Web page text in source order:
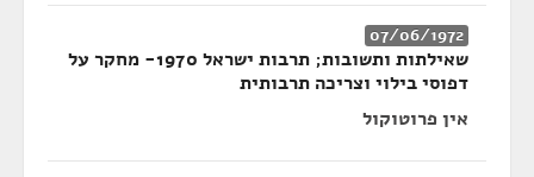
07/06/1972
שאילתות ותשובות; תרבות ישראל 1970- מחקר על
דפוסי בילוי וצריכה תרבותית
אין פרוטוקול